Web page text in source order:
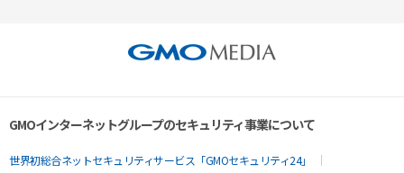
GMOインターネットグループのセキュリティ事業について
世界初総合ネットセキュリティサービス「GMOセキュリティ24」